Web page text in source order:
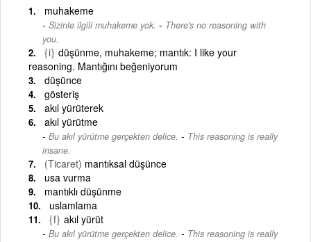
muhakeme
Sizinle ilgili muhakeme yok. - There's no reasoning with
you.
{i} düşünme, muhakeme; mantık: I like your
reasoning. Mantığını beğeniyorum
düşünce
gösteriş
akıl yürüterek
akıl yürütme
Bu akıl yürütme gerçekten delice. - This reasoning is really
insane.
(Ticaret) mantıksal düşünce
usa vurma
mantıklı düşünme
uslamlama
{f} akıl yürüt
Bu akıl yürütme gerçekten delice. - This reasoning is really